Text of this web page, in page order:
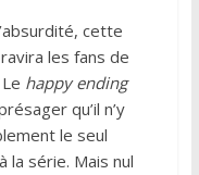
cette
les fans de
happy ending
qu’il n’y
le seul
la série. Mais nul